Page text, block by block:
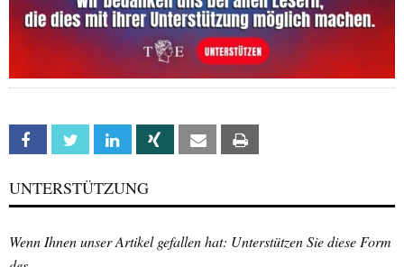
Facebook Twitter Linkedin Xing Email
UNTERSTÜTZUNG
Wenn Ihnen unser Artikel gefallen hat: Unterstützen Sie diese Form